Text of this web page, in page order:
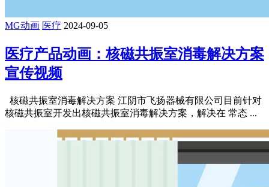
MG动画 医疗 2024-09-05
医疗产品动画：核磁共振室消毒解决方案
宣传视频
核磁共振室消毒解决方案 江阴市飞扬器械有限公司目前针对
核磁共振室开发出核磁共振室消毒解决方案，解决在 常态 ...